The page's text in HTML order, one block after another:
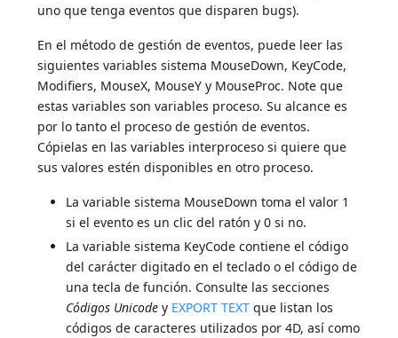
uno que tenga eventos que disparen bugs).
En el método de gestión de eventos, puede leer las
siguientes variables sistema MouseDown, KeyCode,
Modifiers, MouseX, MouseY y MouseProc. Note que
estas variables son variables proceso. Su alcance es
por lo tanto el proceso de gestión de eventos.
Cópielas en las variables interproceso si quiere que
sus valores estén disponibles en otro proceso.
La variable sistema MouseDown toma el valor 1
si el evento es un clic del ratón y 0 si no.
La variable sistema KeyCode contiene el código
del carácter digitado en el teclado o el código de
una tecla de función. Consulte las secciones
Códigos Unicode y EXPORT TEXT que listan los
códigos de caracteres utilizados por 4D, así como